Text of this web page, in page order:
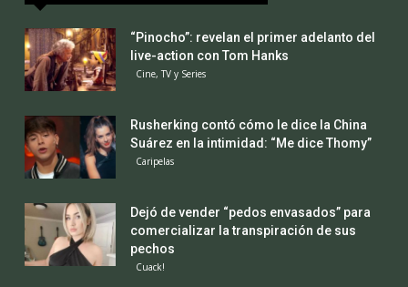
“Pinocho”: revelan el primer adelanto del
live-action con Tom Hanks
Cine, TV y Series
Rusherking contó cómo le dice la China
Suárez en la intimidad: “Me dice Thomy”
Caripelas
Dejó de vender “pedos envasados” para
comercializar la transpiración de sus
pechos
Cuack!